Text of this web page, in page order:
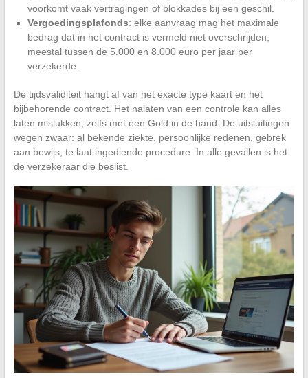
voorkomt vaak vertragingen of blokkades bij een geschil.
Vergoedingsplafonds: elke aanvraag mag het maximale
bedrag dat in het contract is vermeld niet overschrijden,
meestal tussen de 5.000 en 8.000 euro per jaar per
verzekerde.
De tijdsvaliditeit hangt af van het exacte type kaart en het
bijbehorende contract. Het nalaten van een controle kan alles
laten mislukken, zelfs met een Gold in de hand. De uitsluitingen
wegen zwaar: al bekende ziekte, persoonlijke redenen, gebrek
aan bewijs, te laat ingediende procedure. In alle gevallen is het
de verzekeraar die beslist.